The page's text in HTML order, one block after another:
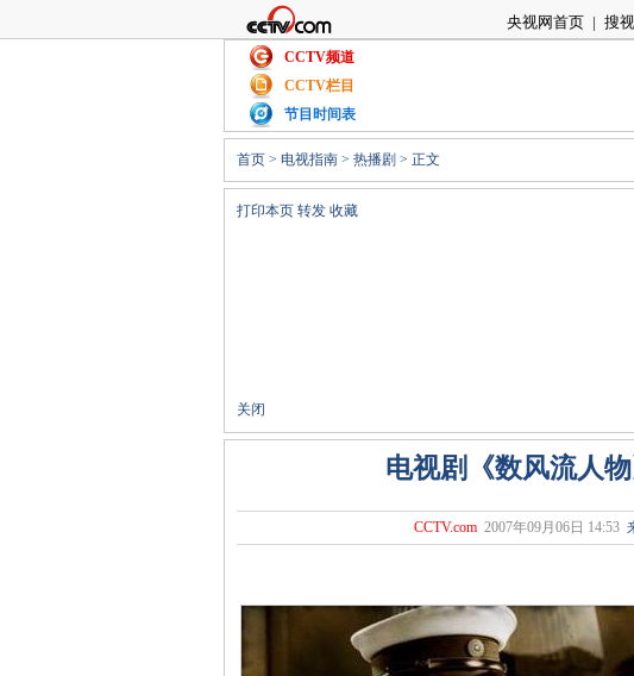
央视网首页 | 搜视
CCTV频道
CCTV栏目
节目时间表
首页 > 电视指南 > 热播剧 > 正文
打印本页 转发 收藏
关闭
电视剧《数风流人
CCTV.com 2007年09月06日 14:53